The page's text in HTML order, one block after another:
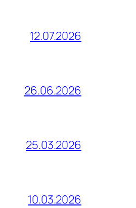
12.07.2026
26.06.2026
25.03.2026
10.03.2026